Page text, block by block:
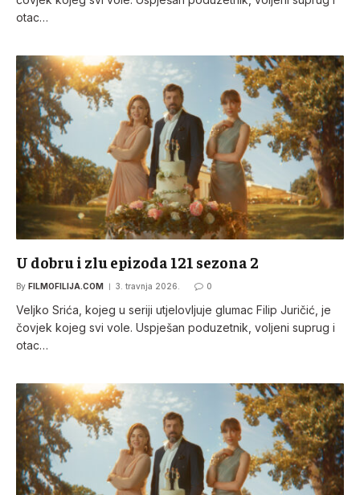
otac…
U dobru i zlu epizoda 121 sezona 2
By FILMOFILIJA.COM 3. travnja 2026. 0
Veljko Srića, kojeg u seriji utjelovljuje glumac Filip Juričić, je
čovjek kojeg svi vole. Uspješan poduzetnik, voljeni suprug i
otac…